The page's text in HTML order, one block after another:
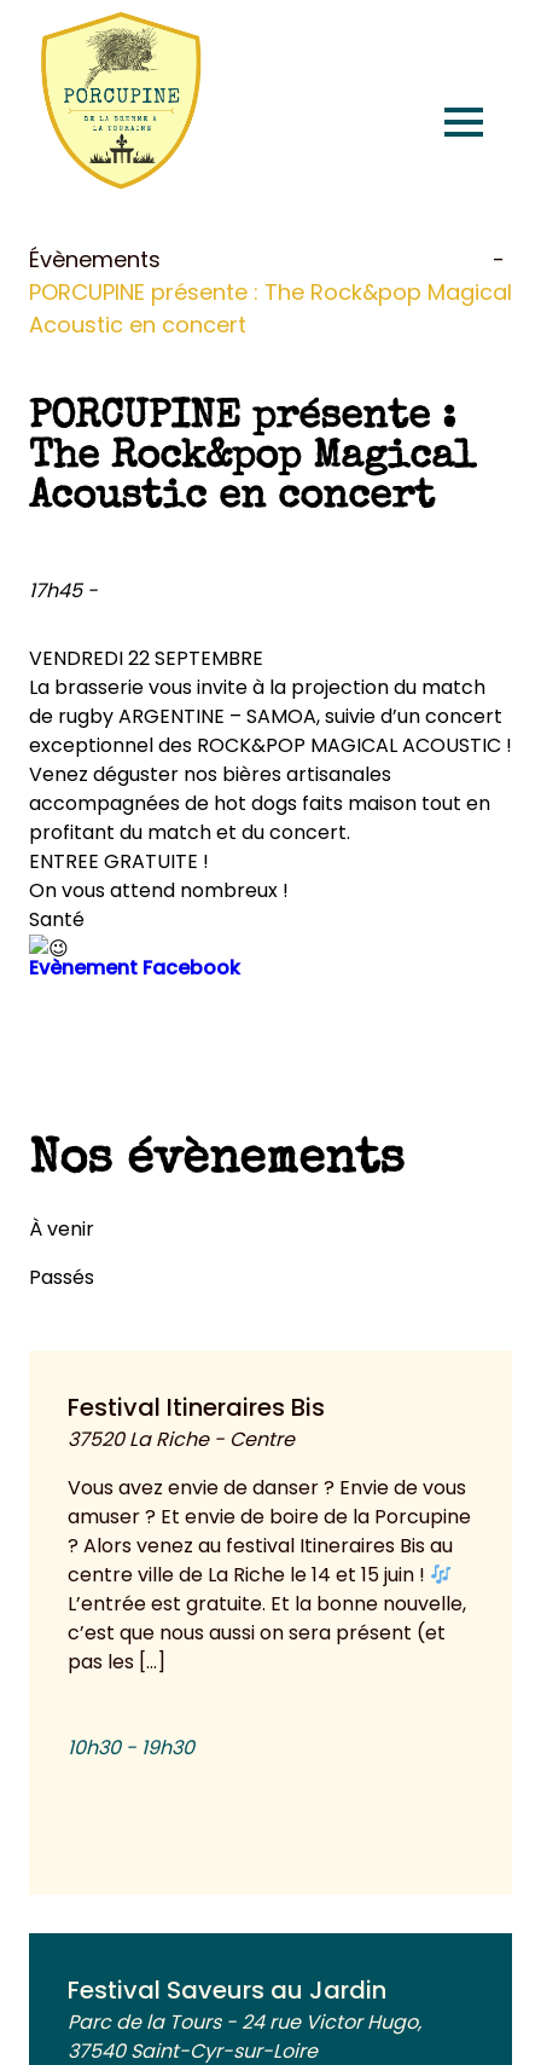
Contact
Produits et services
À propos
Évènements
PORCUPINE présente : The Rock&pop Magical
Acoustic en concert
PORCUPINE présente :
The Rock&pop Magical
Acoustic en concert
17h45 -
VENDREDI 22 SEPTEMBRE
La brasserie vous invite à la projection du match
de rugby ARGENTINE – SAMOA, suivie d’un concert
exceptionnel des ROCK&POP MAGICAL ACOUSTIC !
Venez déguster nos bières artisanales
accompagnées de hot dogs faits maison tout en
profitant du match et du concert.
ENTREE GRATUITE !
On vous attend nombreux !
Santé
Evènement Facebook
Nos évènements
À venir
Passés
Festival Itineraires Bis
37520 La Riche - Centre
Vous avez envie de danser ? Envie de vous
amuser ? Et envie de boire de la Porcupine
? Alors venez au festival Itineraires Bis au
centre ville de La Riche le 14 et 15 juin !
L’entrée est gratuite. Et la bonne nouvelle,
c’est que nous aussi on sera présent (et
pas les […]
10h30 - 19h30
Festival Saveurs au Jardin
Parc de la Tours - 24 rue Victor Hugo,
37540 Saint-Cyr-sur-Loire